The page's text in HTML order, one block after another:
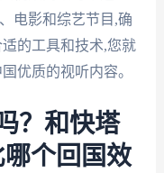
电影和综艺节目,确
的工具和技术,您就
优质的视听内容。
？和快塔
哪个回国效